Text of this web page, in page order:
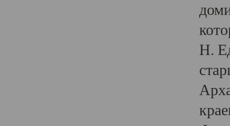
Н.